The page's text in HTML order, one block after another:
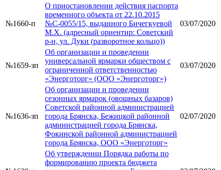
№1660-п
О приостановлении действия паспорта
временного объекта от 22.10.2015
№С-0055/15, выданного Бичегкуевой
М.Х. (адресный ориентир: Советский
р-н, ул. Дуки (разворотное кольцо))
03/07/2020
№1659-зп
Об организации и проведении
универсальной ярмарки обществом с
ограниченной ответственностью
«Энерготорг» (ООО «Энерготорг»)
03/07/2020
№1636-зп
Об организации и проведении
сезонных ярмарок (овощных базаров)
Советской районной администрацией
города Брянска, Бежицкой районной
администрацией города Брянска,
Фокинской районной администрацией
города Брянска, ООО «Энерготорг»
02/07/2020
Об утверждении Порядка работы по
формированию проекта бюджета